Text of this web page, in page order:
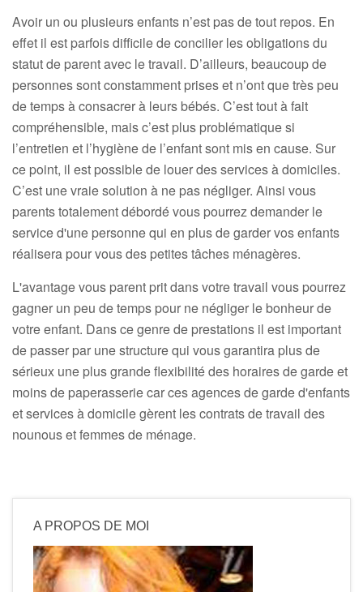
Avoir un ou plusieurs enfants n’est pas de tout repos. En
effet il est parfois difficile de concilier les obligations du
statut de parent avec le travail. D’ailleurs, beaucoup de
personnes sont constamment prises et n’ont que très peu
de temps à consacrer à leurs bébés. C’est tout à fait
compréhensible, mais c’est plus problématique si
l’entretien et l’hygiène de l’enfant sont mis en cause. Sur
ce point, il est possible de louer des services à domiciles.
C’est une vraie solution à ne pas négliger. Ainsi vous
parents totalement débordé vous pourrez demander le
service d'une personne qui en plus de garder vos enfants
réalisera pour vous des petites tâches ménagères.
L'avantage vous parent prit dans votre travail vous pourrez
gagner un peu de temps pour ne négliger le bonheur de
votre enfant. Dans ce genre de prestations il est important
de passer par une structure qui vous garantira plus de
sérieux une plus grande flexibilité des horaires de garde et
moins de paperasserie car ces agences de garde d'enfants
et services à domicile gèrent les contrats de travail des
nounous et femmes de ménage.
A PROPOS DE MOI